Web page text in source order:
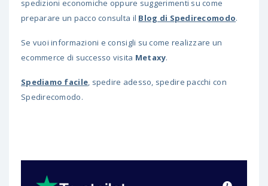
spedizioni economiche oppure suggerimenti su come
preparare un pacco consulta il Blog di Spedirecomodo.
Se vuoi informazioni e consigli su come realizzare un
ecommerce di successo visita Metaxy.
Spediamo facile, spedire adesso, spedire pacchi con
Spedirecomodo.